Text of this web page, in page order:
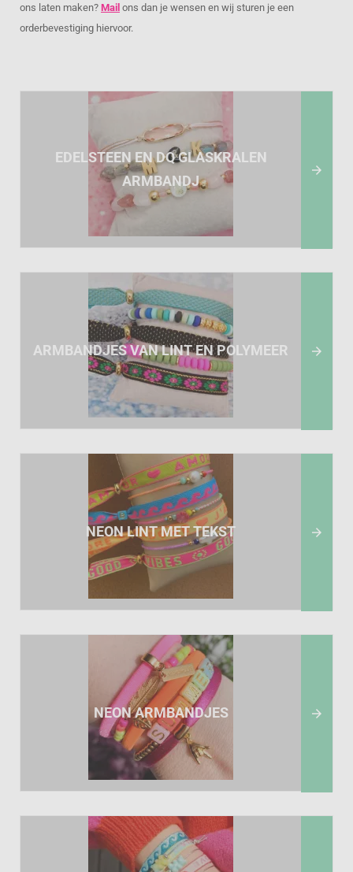
ons laten maken? Mail ons dan je wensen en wij sturen je een
orderbevestiging hiervoor.
EDELSTEEN EN DQ GLASKRALEN
ARMBANDJ

ARMBANDJES VAN LINT EN POLYMEER 
NEON LINT MET TEKST 
NEON ARMBANDJES 